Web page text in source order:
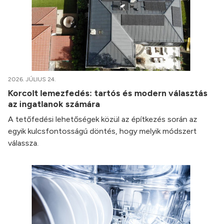
2026. JÚLIUS 24.
Korcolt lemezfedés: tartós és modern választás
az ingatlanok számára
A tetőfedési lehetőségek közül az építkezés során az
egyik kulcsfontosságú döntés, hogy melyik módszert
válassza.